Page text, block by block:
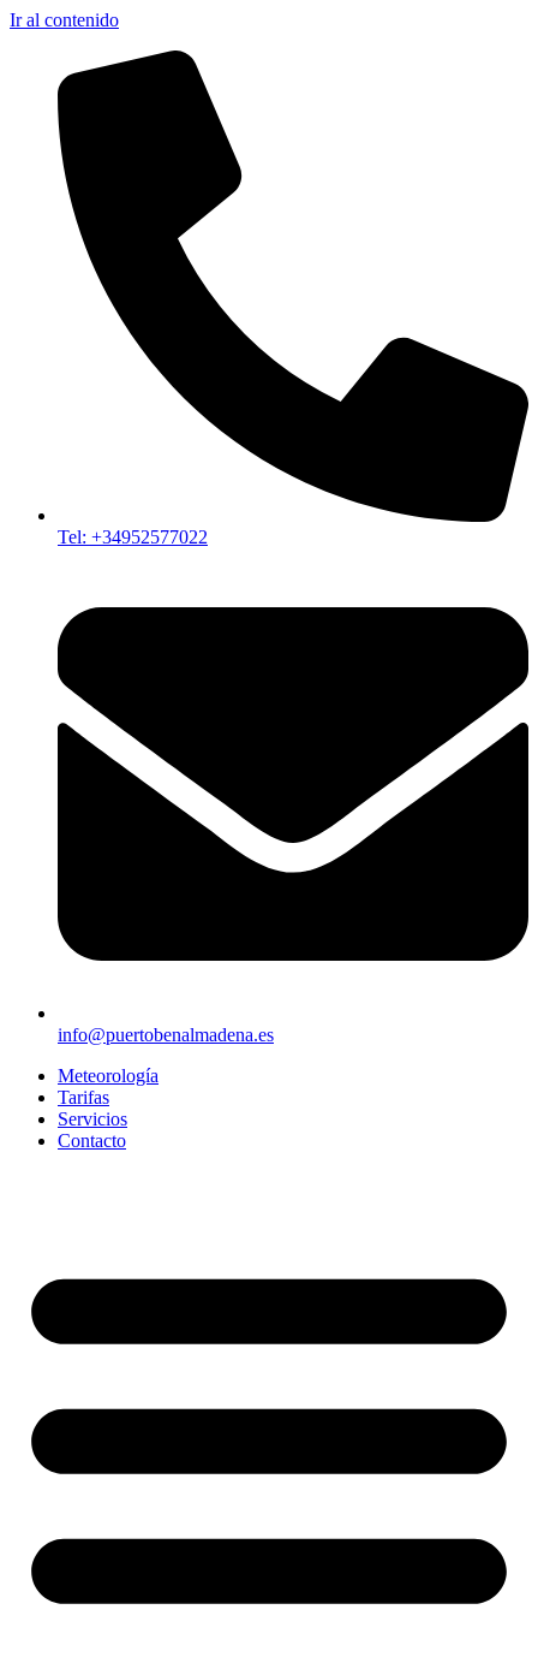
Ir al contenido
Tel: +34952577022
info@puertobenalmadena.es
Meteorología
Tarifas
Servicios
Contacto